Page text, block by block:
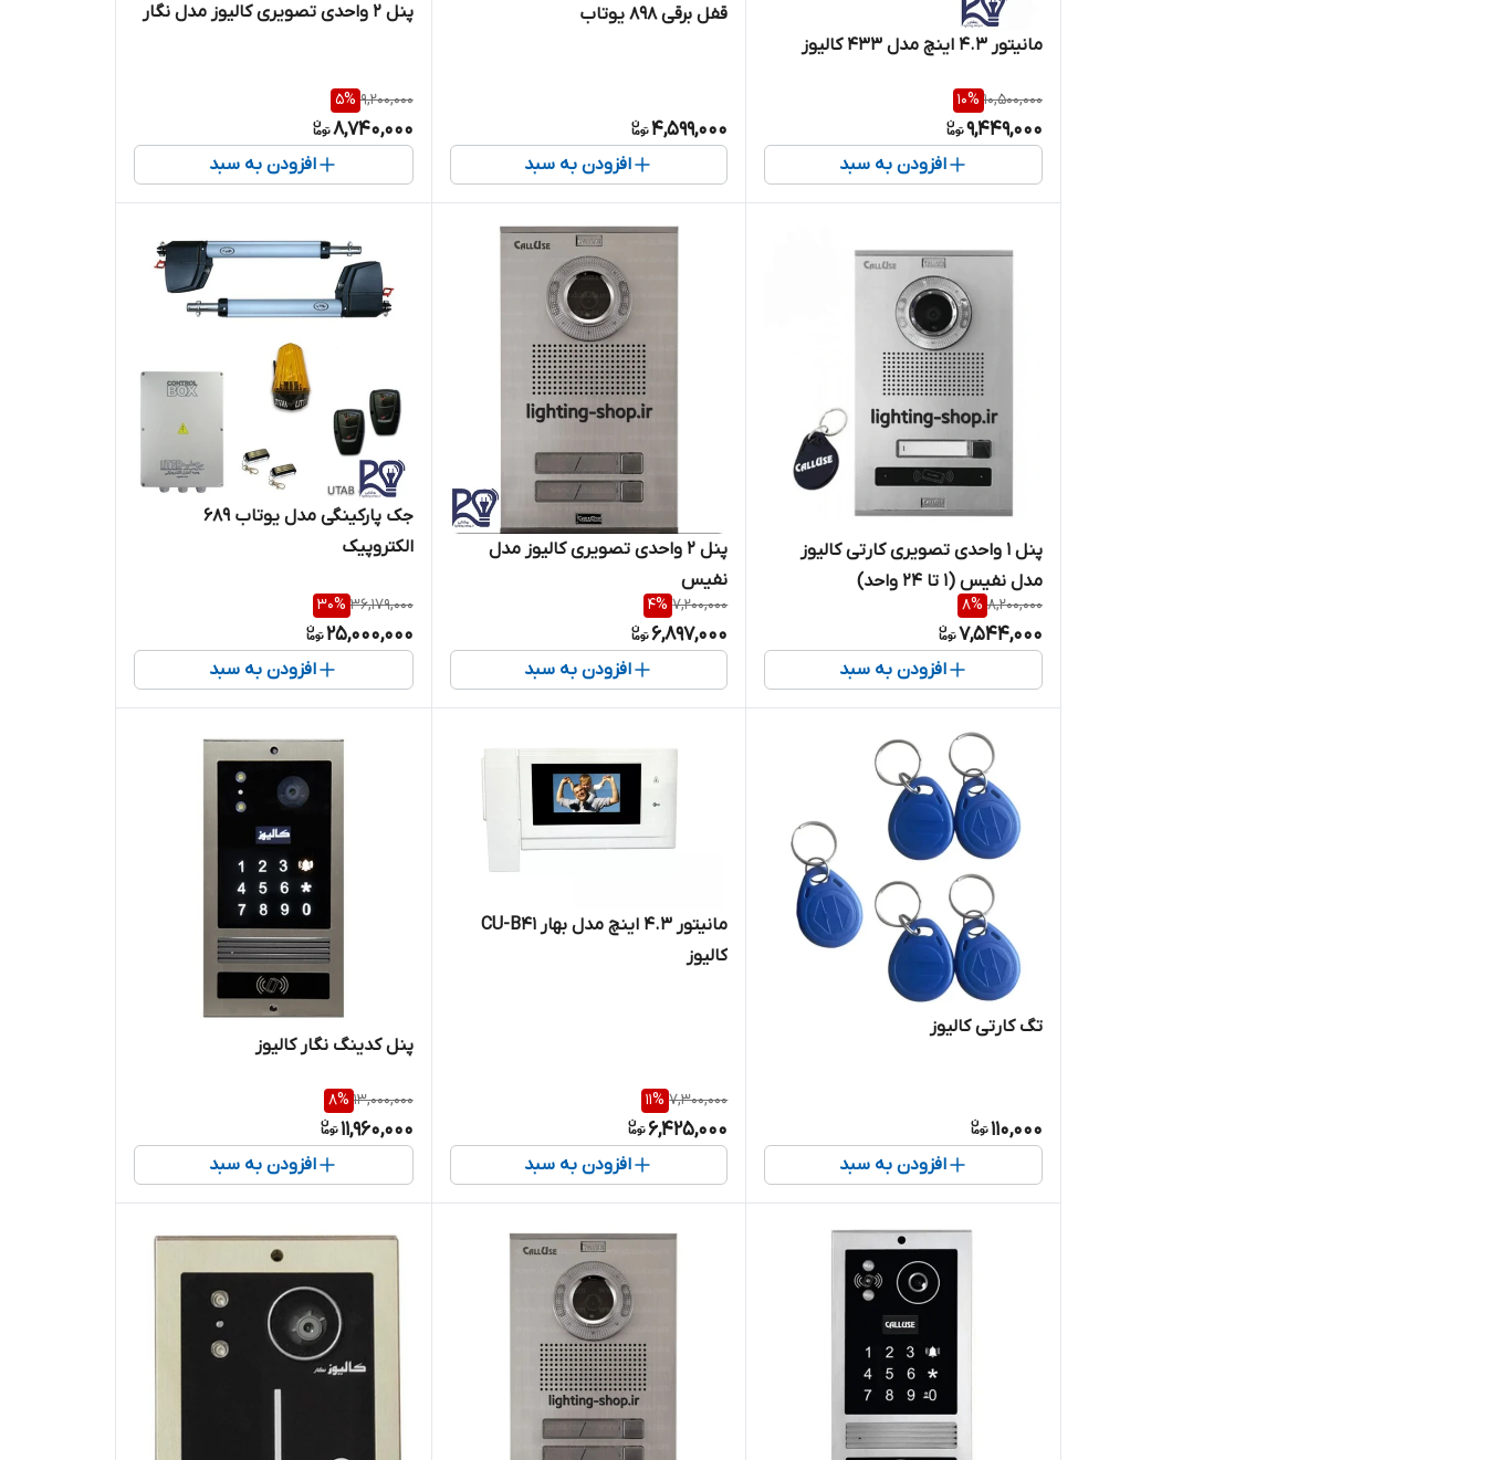
مانیتور 4.3 اینچ مدل 433 کالیوز
10,500,000
10%
9,449,000
افزودن به سبد
قفل برقی ۸۹۸ یوتاب
4,599,000
افزودن به سبد
پنل 2 واحدی تصویری کالیوز مدل نگار
9,200,000
5%
8,740,000
افزودن به سبد
پنل 1 واحدی تصویری کارتی کالیوز
مدل نفیس (۱ تا ۲۴ واحد)
8,200,000
8%
7,544,000
افزودن به سبد
پنل 2 واحدی تصویری کالیوز مدل
نفیس
7,200,000
4%
6,897,000
افزودن به سبد
جک پارکینگی مدل یوتاب ۶۸۹
الکتروپیک
36,179,000
30%
25,000,000
افزودن به سبد
تگ کارتی کالیوز
110,000
افزودن به سبد
مانیتور ۴.۳ اینچ مدل بهار CU-B41
کالیوز
7,300,000
11%
6,425,000
افزودن به سبد
پنل کدینگ نگار کالیوز
13,000,000
8%
11,960,000
افزودن به سبد